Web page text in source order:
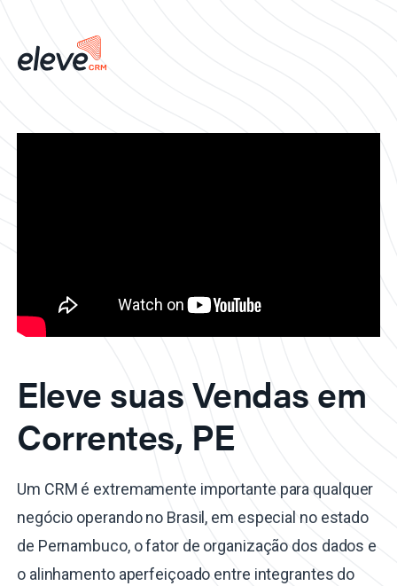
Eleve suas Vendas em
Correntes, PE
Um CRM é extremamente importante para qualquer
negócio operando no Brasil, em especial no estado
de Pernambuco, o fator de organização dos dados e
o alinhamento aperfeiçoado entre integrantes do